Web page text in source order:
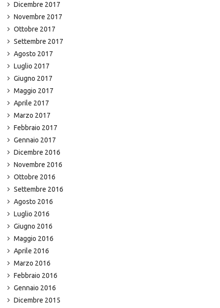
Dicembre 2017
Novembre 2017
Ottobre 2017
Settembre 2017
Agosto 2017
Luglio 2017
Giugno 2017
Maggio 2017
Aprile 2017
Marzo 2017
Febbraio 2017
Gennaio 2017
Dicembre 2016
Novembre 2016
Ottobre 2016
Settembre 2016
Agosto 2016
Luglio 2016
Giugno 2016
Maggio 2016
Aprile 2016
Marzo 2016
Febbraio 2016
Gennaio 2016
Dicembre 2015